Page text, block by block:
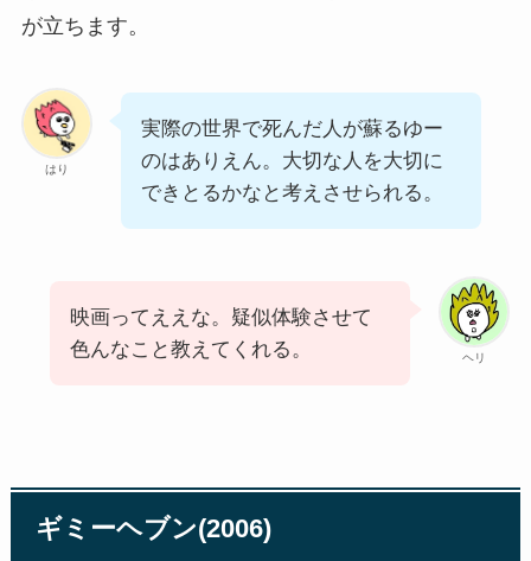
が立ちます。
はり
実際の世界で死んだ人が蘇るゆー
のはありえん。大切な人を大切に
できとるかなと考えさせられる。
ヘリ
映画ってええな。疑似体験させて
色んなこと教えてくれる。
ギミーヘブン(2006)